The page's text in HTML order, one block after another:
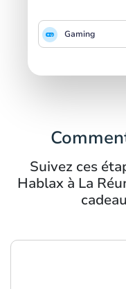
Gaming
Suivez ces
Hablax à La